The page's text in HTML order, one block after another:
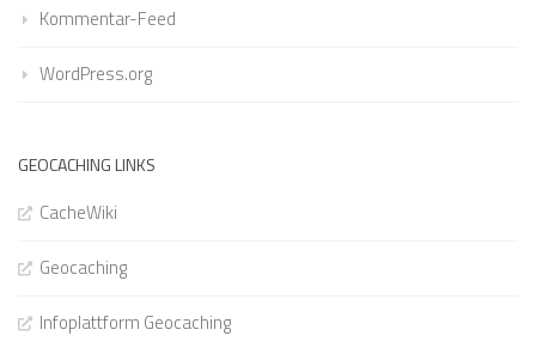
Kommentar-Feed
WordPress.org
GEOCACHING LINKS
CacheWiki
Geocaching
Infoplattform Geocaching